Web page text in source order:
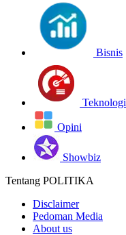
Bisnis
Teknologi
Opini
Showbiz
Tentang POLITIKA
Disclaimer
Pedoman Media
About us